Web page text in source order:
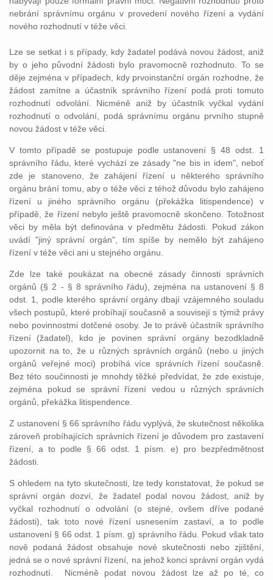
nebrání správnímu orgánu v provedení nového řízení a vydání
nového rozhodnutí v téže věci.
Lze se setkat i s případy, kdy žadatel podává novou žádost, aniž
by o jeho původní žádosti bylo pravomocně rozhodnuto. To se
děje zejména v případech, kdy prvoinstanční orgán rozhodne, že
žádost zamítne a účastník správního řízení podá proti tomuto
rozhodnutí odvolání. Nicméně aniž by účastník vyčkal vydání
rozhodnutí o odvolání, podá správnímu orgánu prvního stupně
novou žádost v téže věci.
V tomto případě se postupuje podle ustanovení § 48 odst. 1
správního řádu, které vychází ze zásady "ne bis in idem", neboť
zde je stanoveno, že zahájení řízení u některého správního
orgánu brání tomu, aby o téže věci z téhož důvodu bylo zahájeno
řízení u jiného správního orgánu (překážka litispendence) v
případě, že řízení nebylo ještě pravomocně skončeno. Totožnost
věci by měla být definována v předmětu žádosti. Pokud zákon
uvádí "jiný správní orgán", tím spíše by nemělo být zahájeno
řízení v téže věci ani u stejného orgánu.
Zde lze také poukázat na obecné zásady činnosti správních
orgánů (§ 2 - § 8 správního řádu), zejména na ustanovení § 8
odst. 1, podle kterého správní orgány dbají vzájemného souladu
všech postupů, které probíhají současně a souvisejí s týmiž právy
nebo povinnostmi dotčené osoby. Je to právě účastník správního
řízení (žadatel), kdo je povinen správní orgány bezodkladně
upozornit na to, že u různých správních orgánů (nebo u jiných
orgánů veřejné moci) probíhá více správních řízení současně.
Bez této součinnosti je mnohdy těžké předvídat, že zde existuje,
zejména pokud se správní řízení vedou u různých správních
orgánů, překážka litispendence.
Z ustanovení § 66 správního řádu vyplývá, že skutečnost několika
zároveň probíhajících správních řízení je důvodem pro zastavení
řízení, a to podle § 66 odst. 1 písm. e) pro bezpředmětnost
žádosti.
S ohledem na tyto skutečnosti, lze tedy konstatovat, že pokud se
správní orgán dozví, že žadatel podal novou žádost, aniž by
vyčkal rozhodnutí o odvolání (o stejné, ovšem dříve podané
žádosti), tak toto nové řízení usnesením zastaví, a to podle
ustanovení § 66 odst. 1 písm. g) správního řádu. Pokud však tato
nově podaná žádost obsahuje nové skutečnosti nebo zjištění,
jedná se o nové správní řízení, na jehož konci správní orgán vydá
rozhodnutí. Nicméně podat novou žádost lze až po té, co